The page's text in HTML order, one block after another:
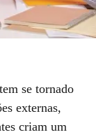
tem se tornado
externas,
criam um